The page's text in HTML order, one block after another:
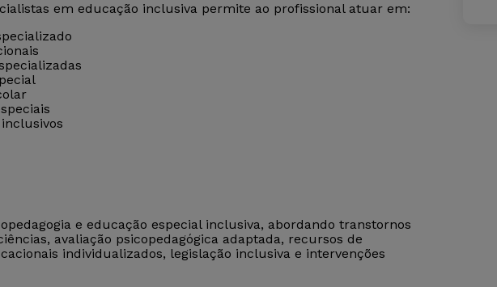
em educação inclusiva permite ao profissional atuar em:
e educação especial inclusiva, abordando transtornos
avaliação psicopedagógica adaptada, recursos de
individualizados, legislação inclusiva e intervenções